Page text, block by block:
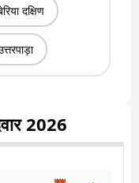
दक्षिण
2026